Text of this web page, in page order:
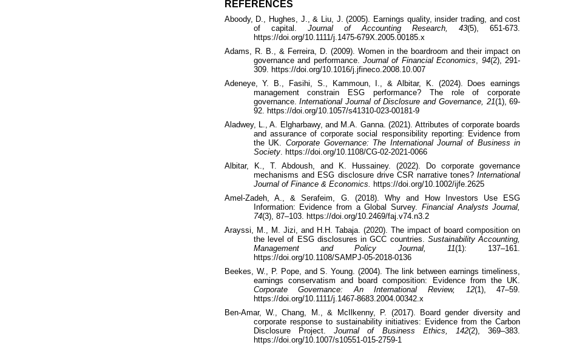
REFERENCES
Aboody, D., Hughes, J., & Liu, J. (2005). Earnings quality, insider trading, and cost
of capital.
Journal of Accounting Research, 43(5) ,651-673.
https://doi.org/10.1111/j.1475-679X.2005.00185.x
Adams, R. B., & Ferreira, D. (2009). Women in the boardroom and their impact on
governance and performance. Journal of Financial Economics 94(2), 291-
309. https://doi.org/10.1016/j.jfineco. 2008.10.007
Adeneye, Y. B., Fasihi , S., Kammoun, I., &Albitar, K. (2024). Does earnings
management constrain ESG performance? The role of corporate
governance. International Journal of Disclosure and Governance, 21(1), 69-
92. https://doi.org/10.1057/s41310-023-00181-9
Aladwey, L., A. Elgharbawy, and M.A. Ganna. (2021).Attributes of corporate boards
and assurance of corporate social responsibility reporting: Evidence from
the UK. Corporate Governance: The International Journal of Business in
Society. https://doi.org/10.1108/CG-02-2021-0066
Albitar, K., T. Abdoush, and K. Hussainey. (2022)
Do corporate governance
mechanisms and ESG disclosure drive CSR narrative tones?International
Journal of Finance & Economics. https://doi.org/10.1002/ijfe.2625
Amel-Zadeh, A., &Serafeim , G. (2018). Why and How Investors Use ESG
Information: Evidence from a Global Survey.
Financial Analysts Journal,
74(3), 87–103. https://doi.org/10.2469/faj.v74.n3.2
Arayssi , M., M. Jizi , and H.H.Tabaja . (2020). The impact of board composition on
the level of ESG disclosures in GCC countries.
Sustainability Accounting,
Management and Policy Journal, 11(1): 137–161.
https://doi.org/10.1108/SAMPJ-05-2018-0136
Beekes , W., P. Pope, and S. Young. (2004). The link between earnings timeliness,
earnings conservatism and board composition: Evidence from the UK.
Corporate Governance: An International Review,
12(1), 47–59.
https://doi.org/10.1111/j.1467-8683.2004.00342.x
Ben-Amar, W., Chang, M., & McIlkenny, P. (2017). Board gender diversity and
corporate response to sustainability initiatives: Evidence from the Carbon
Disclosure Project.Journal of Business Ethics, 142(2), 369–383.
https://doi.org/10.1007/s10551-015-2759-1